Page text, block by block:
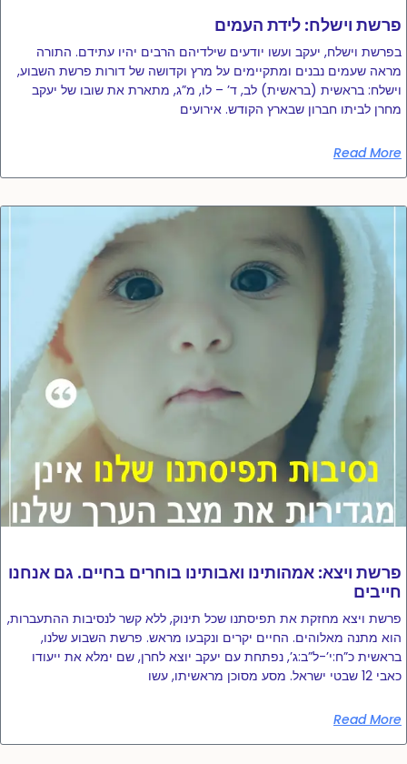
פרשת וישלח: לידת העמים
בפרשת וישלח, יעקב ועשו יודעים שילדיהם הרבים יהיו עתידם. התורה
מראה שעמים נבנים ומתקיימים על מרץ וקדושה של דורות פרשת השבוע,
וישלח: בראשית (בראשית) לב, ד’ – לו, מ”ג, מתארת ​​את שובו של יעקב
מחרן לביתו חברון שבארץ הקודש. אירועים
Read More
פרשת ויצא: אמהותינו ואבותינו בוחרים בחיים. גם אנחנו
חייבים
פרשת ויצא מחזקת את תפיסתנו שכל תינוק, ללא קשר לנסיבות ההתעברות,
הוא מתנה מאלוהים. החיים יקרים ונקבעו מראש. פרשת השבוע שלנו,
בראשית כ”ח:י’-ל”ב:ג’, נפתחת עם יעקב יוצא לחרן, שם ימלא את ייעודו
כאבי 12 שבטי ישראל. מסע מסוכן מראשיתו, עשו
Read More